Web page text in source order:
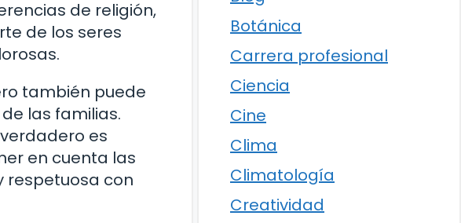
de religión,
de los seres
también puede
las familias.
es
en cuenta las
respetuosa con
Botánica
Carrera profesional
Ciencia
Cine
Clima
Climatología
Creatividad